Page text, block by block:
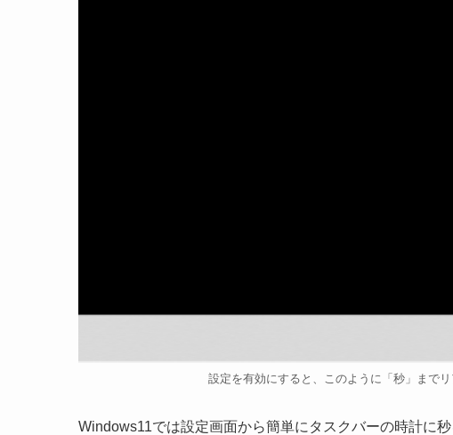
設定を有効にすると、このように「秒」まで
Windows11では設定画面から簡単にタスクバーの時計に